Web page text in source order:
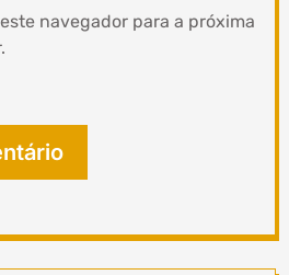
navegador para a próxima